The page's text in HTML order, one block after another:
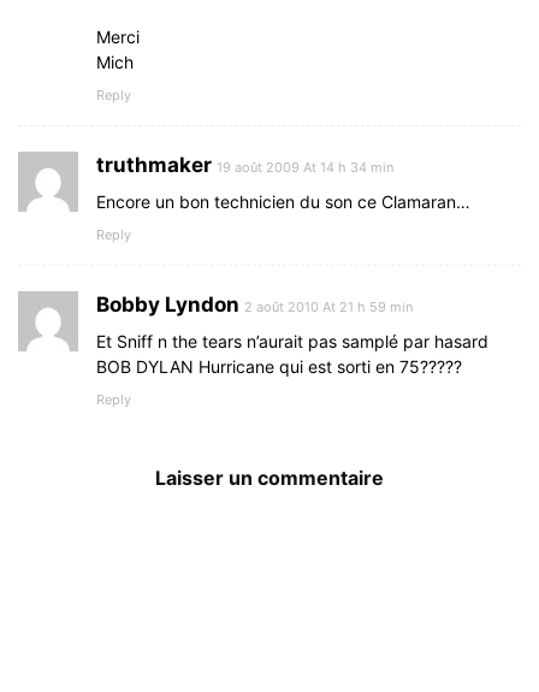
Merci
Mich
Reply
truthmaker 19 août 2009 At 14 h 34 min
Encore un bon technicien du son ce Clamaran…
Reply
Bobby Lyndon 2 août 2010 At 21 h 59 min
Et Sniff n the tears n’aurait pas samplé par hasard
BOB DYLAN Hurricane qui est sorti en 75?????
Reply
Laisser un commentaire